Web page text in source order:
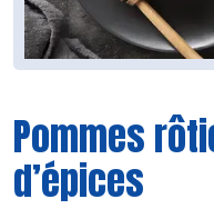
Pommes
d’épices